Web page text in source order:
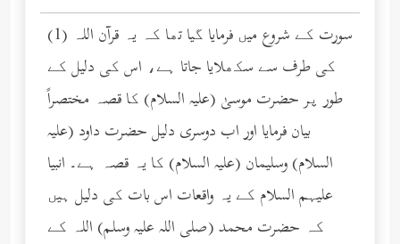
(1) سورت کے شروع میں فرمایا گیا تھا کہ یہ قرآن اللہ
کی طرف سے سکھلایا جاتا ہے، اس کی دلیل کے
طور پر حضرت موسیٰ (عليه السلام) کا قصہ مختصراً
بیان فرمایا اور اب دوسری دلیل حضرت داود (عليه
السلام) وسلیمان (عليه السلام) کا یہ قصہ ہے۔ انبیا
علیہم السلام کے یہ واقعات اس بات کی دلیل ہیں
کہ حضرت محمد (صلى الله عليه وسلم) اللہ کے